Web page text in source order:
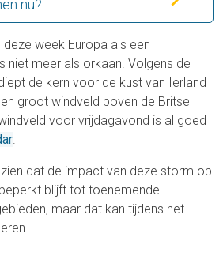
nu?
week Europa als een
niet meer als orkaan. Volgens de
de kern voor de kust van Ierland
groot windveld boven de Britse
voor vrijdagavond is al goed
.
dat de impact van deze storm op
blijft tot toenemende
maar dat kan tijdens het